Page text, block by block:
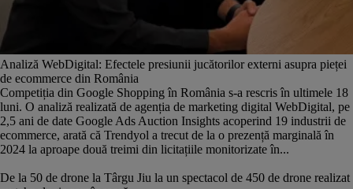
Analiză WebDigital: Efectele presiunii jucătorilor externi asupra pieței
de ecommerce din România
Competiția din Google Shopping în România s-a rescris în ultimele 18
luni. O analiză realizată de agenția de marketing digital WebDigital, pe
2,5 ani de date Google Ads Auction Insights acoperind 19 industrii de
ecommerce, arată că Trendyol a trecut de la o prezență marginală în
2024 la aproape două treimi din licitațiile monitorizate în...
De la 50 de drone la Târgu Jiu la un spectacol de 450 de drone realizat